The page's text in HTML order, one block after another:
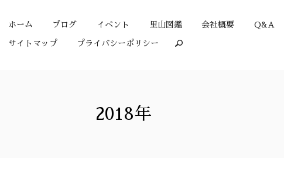
ホーム ブログ イベント 里山図鑑 会社概要 Q&A
サイトマップ プライバシーポリシー search
2018年